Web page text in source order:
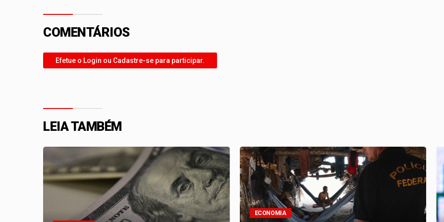
COMENTÁRIOS
Efetue o Login ou Cadastre-se para participar.
LEIA TAMBÉM
ECONOMIA